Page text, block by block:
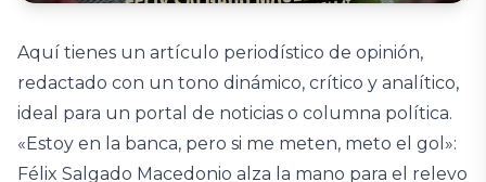
Aquí tienes un artículo periodístico de opinión,
redactado con un tono dinámico, crítico y analítico,
ideal para un portal de noticias o columna política.
«Estoy en la banca, pero si me meten, meto el gol»:
Félix Salgado Macedonio alza la mano para el relevo